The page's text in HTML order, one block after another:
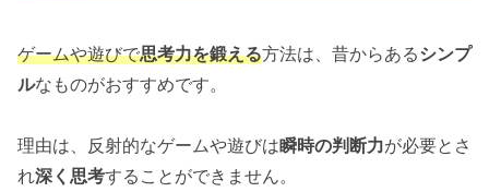
ゲームや遊びで思考力を鍛える方法は、昔からあるシンプ
ルなものがおすすめです。
理由は、反射的なゲームや遊びは瞬時の判断力が必要とさ
れ深く思考することができません。